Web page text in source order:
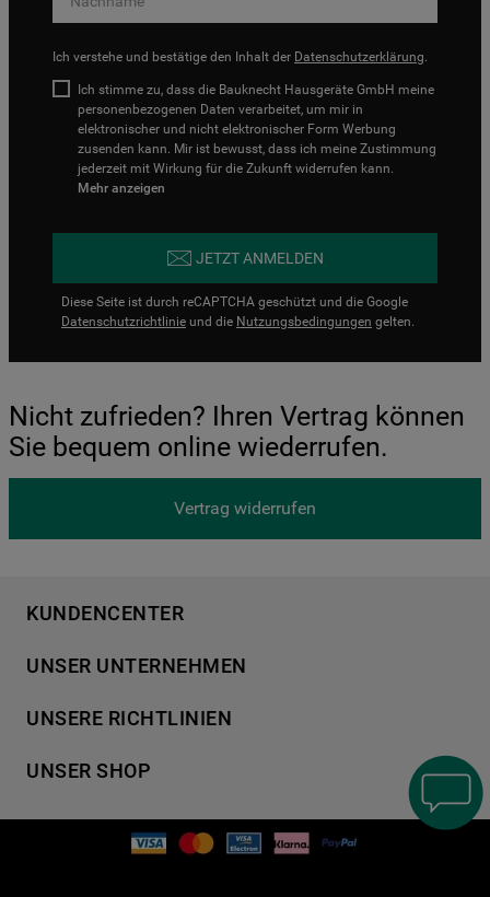
Ich verstehe und bestätige den Inhalt der Datenschutzerklärung.
Ich stimme zu, dass die Bauknecht Hausgeräte GmbH meine
personenbezogenen Daten verarbeitet, um mir in
elektronischer und nicht elektronischer Form Werbung
zusenden kann. Mir ist bewusst, dass ich meine Zustimmung
jederzeit mit Wirkung für die Zukunft widerrufen kann.
Mehr anzeigen
JETZT ANMELDEN
Diese Seite ist durch reCAPTCHA geschützt und die Google
Datenschutzrichtlinie und die Nutzungsbedingungen gelten.
Nicht zufrieden? Ihren Vertrag können
Sie bequem online wiederrufen.
Vertrag widerrufen
KUNDENCENTER
Händlersuche
Häufige Fragen
Kontakt
UNSER UNTERNEHMEN
Für Händler
Karriere
UNSERE RICHTLINIEN
Cookies
UNSER SHOP
Geschirrspüler